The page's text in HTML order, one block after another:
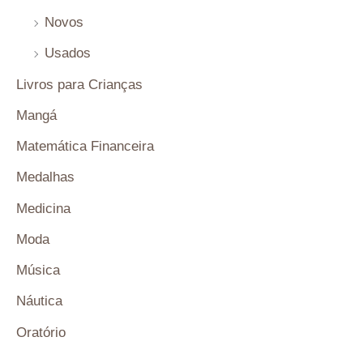
Novos
Usados
Livros para Crianças
Mangá
Matemática Financeira
Medalhas
Medicina
Moda
Música
Náutica
Oratório